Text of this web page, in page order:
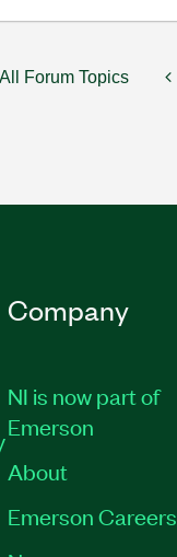
All Forum Topics
Company
NI is now part of
Emerson
About
Emerson Careers